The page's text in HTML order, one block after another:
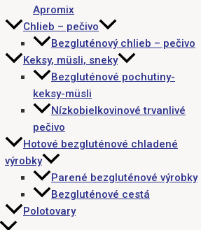
Apromix
Chlieb – pečivo
Bezgluténový chlieb – pečivo
Keksy, müsli, sneky
Bezgluténové pochutiny-
keksy-müsli
Nízkobielkovinové trvanlivé
pečivo
Hotové bezgluténové chladené
výrobky
Parené bezgluténové výrobky
Bezgluténové cestá
Polotovary